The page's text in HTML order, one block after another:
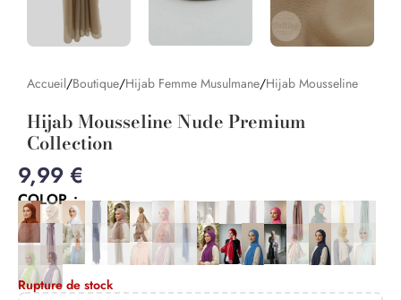
Accueil/Boutique/Hijab Femme Musulmane/Hijab Mousseline
Hijab Mousseline Nude Premium
Collection
9,99 €
COLOR
Rupture de stock